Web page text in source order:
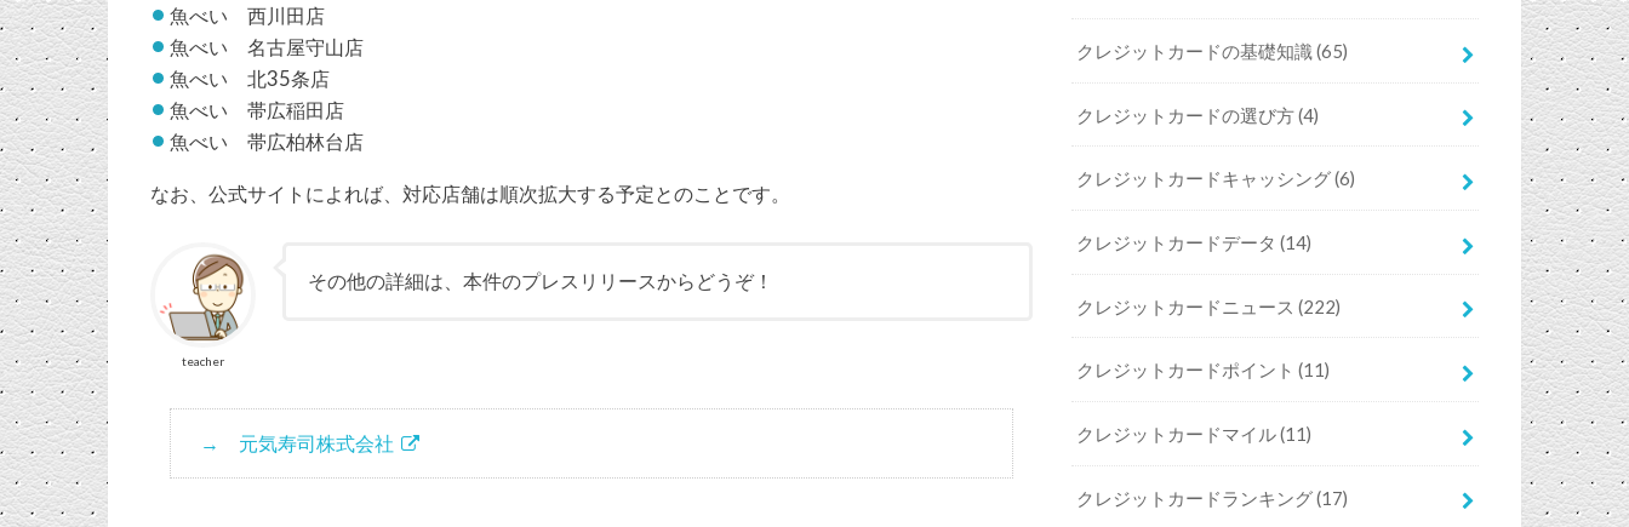
魚べい 西川田店
魚べい 名古屋守山店
魚べい 北35条店
魚べい 帯広稲田店
魚べい 帯広柏林台店
なお、公式サイトによれば、対応店舗は順次拡大する予定とのことです。
teacher
その他の詳細は、本件のプレスリリースからどうぞ！
元気寿司株式会社
クレジットカードの基礎知識(65)
クレジットカードの選び方(4)
クレジットカードキャッシング(6)
クレジットカードデータ(14)
クレジットカードニュース(222)
クレジットカードポイント(11)
クレジットカードマイル(11)
クレジットカードランキング(17)